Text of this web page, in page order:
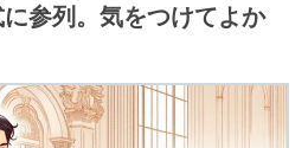
参列。気をつけてよか